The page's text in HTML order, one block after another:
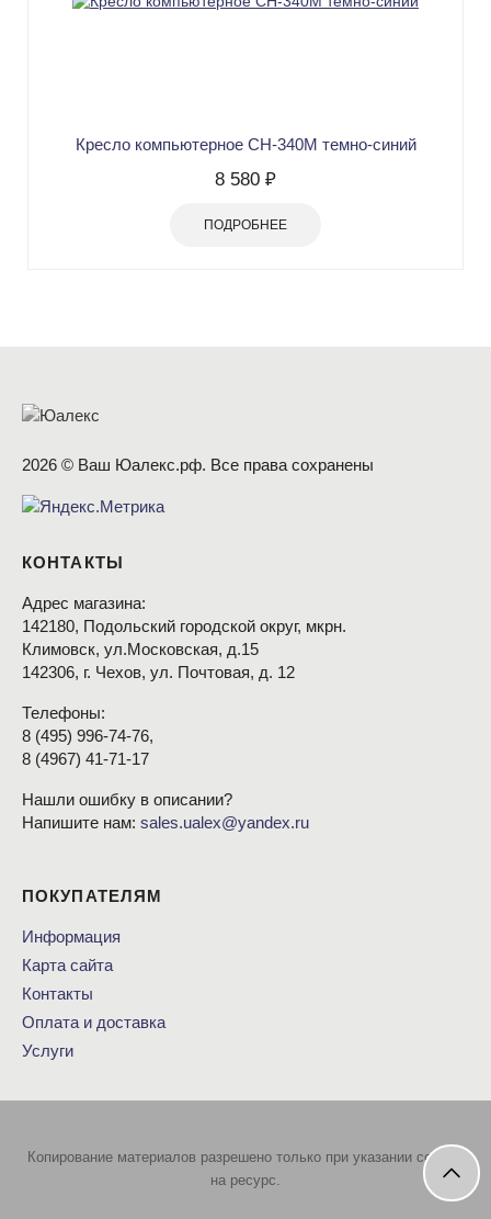
Кресло компьютерное СН-340М темно-синий
8 580 ₽
ПОДРОБНЕЕ
2026 © Ваш Юалекс.рф. Все права сохранены
КОНТАКТЫ
Адрес магазина:
142180, Подольский городской округ, мкрн.
Климовск, ул.Московская, д.15
142306, г. Чехов, ул. Почтовая, д. 12
Телефоны:
8 (495) 996-74-76,
8 (4967) 41-71-17
Нашли ошибку в описании?
Напишите нам: sales.ualex@yandex.ru
ПОКУПАТЕЛЯМ
Информация
Карта сайта
Контакты
Оплата и доставка
Услуги
Копирование материалов разрешено только при указании ссылки
на ресурс.